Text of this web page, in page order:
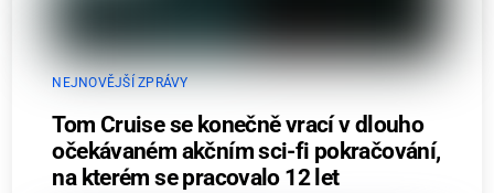
NEJNOVĚJŠÍ ZPRÁVY
Tom Cruise se konečně vrací v dlouho
očekávaném akčním sci-fi pokračování,
na kterém se pracovalo 12 let